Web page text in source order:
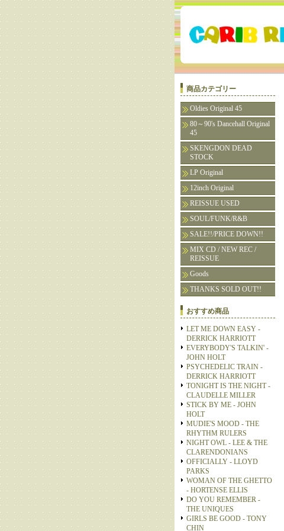
商品カテゴリー
Oldies Original 45
80～90's Dancehall Original
45
SKENGDON DEAD
STOCK
LP Original
12inch Original
REISSUE USED
SOUL/FUNK/R&B
SALE!!/PRICE DOWN!!
MIX CD / NEW REC /
REISSUE
Goods
THANKS SOLD OUT!!
おすすめ商品
LET ME DOWN EASY -
DERRICK HARRIOTT
EVERYBODY'S TALKIN' -
JOHN HOLT
PSYCHEDELIC TRAIN -
DERRICK HARRIOTT
TONIGHT IS THE NIGHT -
CLAUDELLE MILLER
STICK BY ME - JOHN
HOLT
MUDIE'S MOOD - THE
RHYTHM RULERS
NIGHT OWL - LEE & THE
CLARENDONIANS
OFFICIALLY - LLOYD
PARKS
WOMAN OF THE GHETTO
- HORTENSE ELLIS
DO YOU REMEMBER -
THE UNIQUES
GIRLS BE GOOD - TONY
CHIN